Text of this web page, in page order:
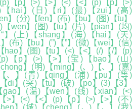
【p】(>)【>】(<)【<】(p)【p】(>)
【hai】(日)【ri】(最)【zui】(高)
】(分)【fen】(布)【bu】(图)【tu】
wen】(图)【tu】(片)【pian】(均)
“】(上)【shang】(海)【hai】(天)
(布)【bu】(”)【”】(微)【wei】(信)
hao】(图)【tu】(<)【<】(/)【/】(p)
【p】(>)【>】(宝)【bao】(山)
】(明)【ming】(、)【、】(嘉)
、】(青)【qing】(浦)【pu】(等)
di】(突)【tu】(破)【po】(3)【3】
】(温)【wen】(线)【xian】(<)
>】(<)【<】(p)【p】(>)【>】(不)
】(城)【cheng】(，)【，】(我)